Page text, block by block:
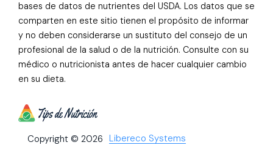
bases de datos de nutrientes del USDA. Los datos que se
comparten en este sitio tienen el propósito de informar
y no deben considerarse un sustituto del consejo de un
profesional de la salud o de la nutrición. Consulte con su
médico o nutricionista antes de hacer cualquier cambio
en su dieta.
Copyright © 2026 Libereco Systems